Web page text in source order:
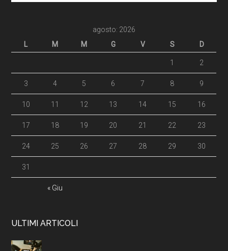
agosto: 2026
L
M M G V S D
« Giu
1 2
3 4 5 6 7 8 9
10 11 12 13 14 15 16
17 18 19 20 21 22 23
24 25 26 27 28 29 30
31
ULTIMI ARTICOLI